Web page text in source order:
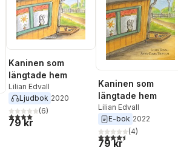
antal röster:
Kaninen som
längtade hem
Lilian Edvall
Ljudbok 2020
4,0utav 5 stjärnor. Totalt antal röster:
(6)
79 kr
Kaninen som
längtade hem
Lilian Edvall
E-bok 2022
4,5utav 5 stjärnor.
(4)
79 kr